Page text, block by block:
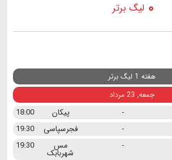
لیگ برتر
هفته 1 لیگ برتر
جمعه, 23 مرداد
- پیکان
18:00
- فجرسپاسی
19:30
- مس
شهربابک
19:30